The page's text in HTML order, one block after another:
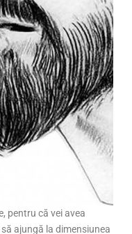
pentru că vei avea
ajungă la dimensiunea